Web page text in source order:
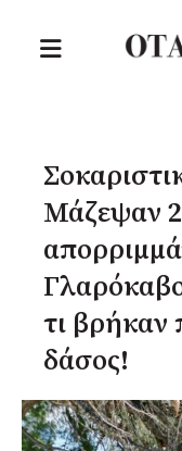
Μάζεψαν
τι βρήκαν
δάσος!